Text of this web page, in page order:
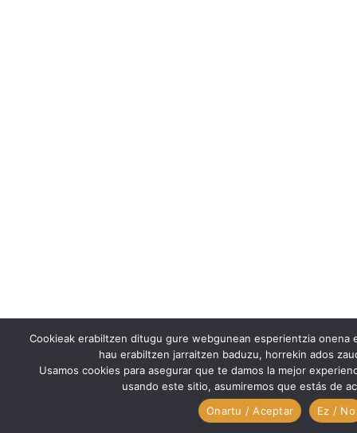
Cookieak erabiltzen ditugu gure webgunean esperientzia onena
hau erabiltzen jarraitzen baduzu, horrekin ados
Usamos cookies para asegurar que te damos la mejor
usando este sitio, asumiremos que estás de
Onartu / Aceptar
Ez / No